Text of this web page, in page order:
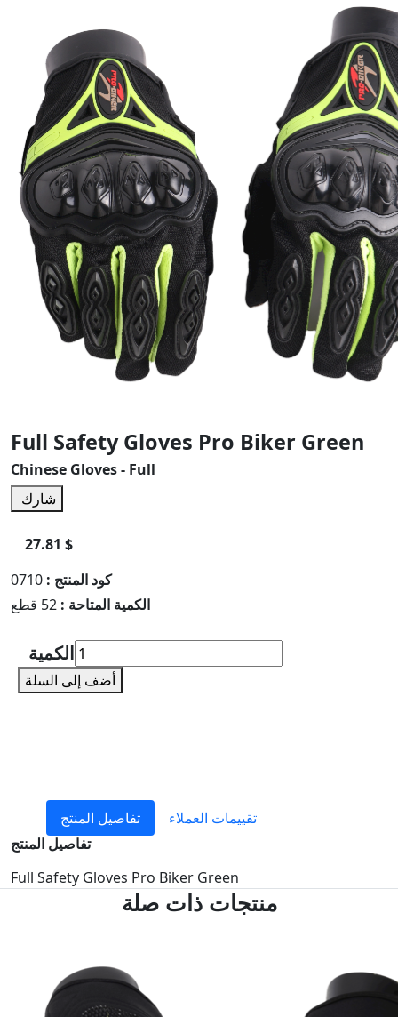
Full Safety Gloves Pro Biker Green
Chinese Gloves - Full
شارك
27.81 $
كود المنتج :
الكمية المتاحة : 52 قطع
الكمية
أضف إلى السلة
تفاصيل المنتج
تقييمات العملاء
تفاصيل المنتج
Full Safety Gloves Pro Biker Green
منتجات ذات صلة